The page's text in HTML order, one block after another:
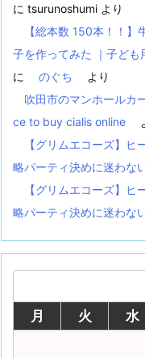
に tsurunoshumi より
【総本数 150本！！
子を作ってみた ｜子ども
に
のぐち
より
吹田市のマンホールカ
ce to buy cialis online
【グリムエコーズ】
略パーティ決めに迷わな
【グリムエコーズ】
略パーティ決めに迷わな
月
火 水